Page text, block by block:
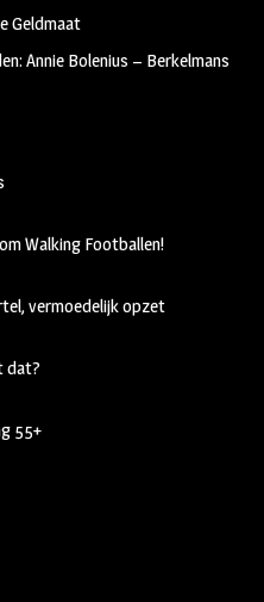
Geldmaat
Annie Bolenius – Berkelmans
Walking Footballen!
vermoedelijk opzet
dat?
55+